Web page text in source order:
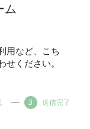
ム
用など、こち
ください。
送信完了